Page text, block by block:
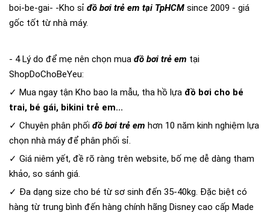
boi-be-gai- -Kho sỉ đồ bơi trẻ em tại TpHCM since 2009 - giá
gốc tốt từ nhà máy.
- 4 Lý do để mẹ nên chọn mua đồ bơi trẻ em tại
ShopDoChoBeYeu:
✓ Mua ngay tận Kho bao la mẫu, tha hồ lựa đồ bơi cho bé
trai, bé gái, bikini trẻ em...
✓ Chuyên phân phối đồ bơi trẻ em hơn 10 năm kinh nghiệm lựa
chọn nhà máy để phân phối sỉ.
✓ Giá niêm yết, đề rõ ràng trên website, bố mẹ dễ dàng tham
khảo, so sánh giá.
✓ Đa dạng size cho bé từ sơ sinh đến 35-40kg. Đặc biệt có
hàng từ trung bình đến hàng chính hãng Disney cao cấp Made